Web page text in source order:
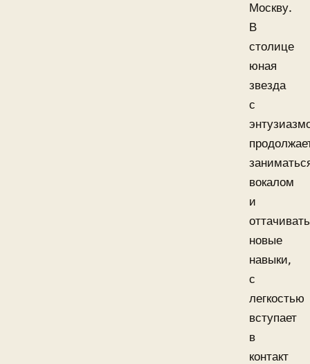
Москву.
В
столице
юная
звезда
с
вокалом
и
оттачивать
новые
навыки,
с
легкостью
вступает
в
контакт